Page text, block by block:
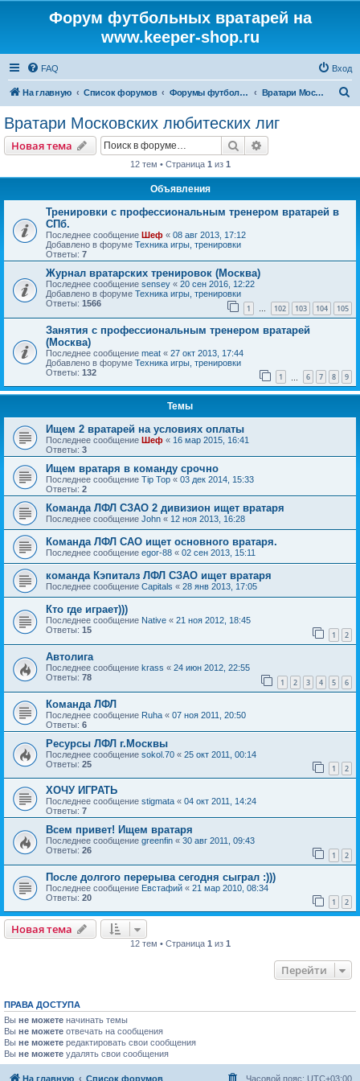
Форум футбольных вратарей на
www.keeper-shop.ru
FAQ Вход
На главную Список форумов Форумы футбольных вратарей Вратари Московских любитеских лиг
Вратари Московских любитеских лиг
Новая тема Поиск
12 тем • Страница 1 из 1
Объявления
Тренировки с профессиональным тренером вратарей в
СПб.
Последнее сообщение Шеф « 08 авг 2013, 17:12
Добавлено в форуме Техника игры, тренировки
Ответы: 7
Журнал вратарских тренировок (Москва)
Последнее сообщение sensey « 20 сен 2016, 12:22
Добавлено в форуме Техника игры, тренировки
Ответы: 1566 1 … 102 103 104 105
Занятия с профессиональным тренером вратарей
(Москва)
Последнее сообщение meat « 27 окт 2013, 17:44
Добавлено в форуме Техника игры, тренировки
Ответы: 132 1 6 7 8 9
Темы
Ищем 2 вратарей на условиях оплаты
Последнее сообщение Шеф « 16 мар 2015, 16:41
Ответы: 3
Ищем вратаря в команду срочно
Последнее сообщение Tip Top « 03 дек 2014, 15:33
Ответы: 2
Команда ЛФЛ СЗАО 2 дивизион ищет вратаря
Последнее сообщение John « 12 ноя 2013, 16:28
Команда ЛФЛ САО ищет основного вратаря.
Последнее сообщение egor-88 « 02 сен 2013, 15:11
команда Кэпиталз ЛФЛ СЗАО ищет вратаря
Последнее сообщение Capitals « 28 янв 2013, 17:05
Кто где играет)))
Последнее сообщение Native « 21 ноя 2012, 18:45
Ответы: 15 1 2
Автолига
Последнее сообщение krass « 24 июн 2012, 22:55
Ответы: 78 1 2 3 4 5 6
Команда ЛФЛ
Последнее сообщение Ruha « 07 ноя 2011, 20:50
Ответы: 6
Ресурсы ЛФЛ г.Москвы
Последнее сообщение sokol.70 « 25 окт 2011, 00:14
Ответы: 25 1 2
ХОЧУ ИГРАТЬ
Последнее сообщение stigmata « 04 окт 2011, 14:24
Ответы: 7
Всем привет! Ищем вратаря
Последнее сообщение greenfin « 30 авг 2011, 09:43
Ответы: 26 1 2
После долгого перерыва сегодня сыграл :)))
Последнее сообщение Евстафий « 21 мар 2010, 08:34
Ответы: 20 1 2
Новая тема
12 тем • Страница 1из 1
Перейти
ПРАВА ДОСТУПА
Вы не можете начинать темы
Вы не можете отвечать на сообщения
Вы не можете редактировать свои сообщения
Вы не можете удалять свои сообщения
На главную Список форумов Часовой пояс: UTC+03:00